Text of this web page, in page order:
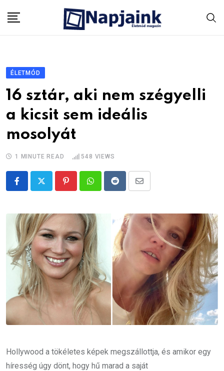
ÉLETMÓD
16 sztár, aki nem szégyelli
a kicsit sem ideális
mosolyát
1 MINUTE READ 548 VIEWS
PinterestWhatsappRedditShare
Email
Hollywood a tökéletes képek megszállottja, és amikor egy
híresség úgy dönt, hogy hű marad a saját